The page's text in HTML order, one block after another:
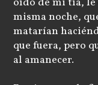
misma noche,
matarían
que fuera, pero
al amanecer.